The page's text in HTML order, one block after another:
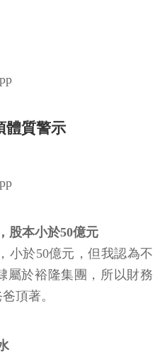
體質警示
股本小於50億元
小於50億元，但我認為不
屬於裕隆集團，所以財務
頂著。